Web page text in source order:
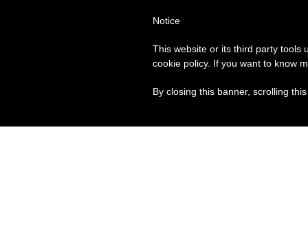
Notice
This website or its third party tools
cookie policy. If you want to know
By closing this banner, scrolling